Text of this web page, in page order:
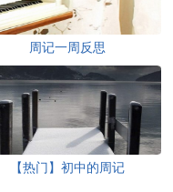
周记一周反思
【热门】初中的周记